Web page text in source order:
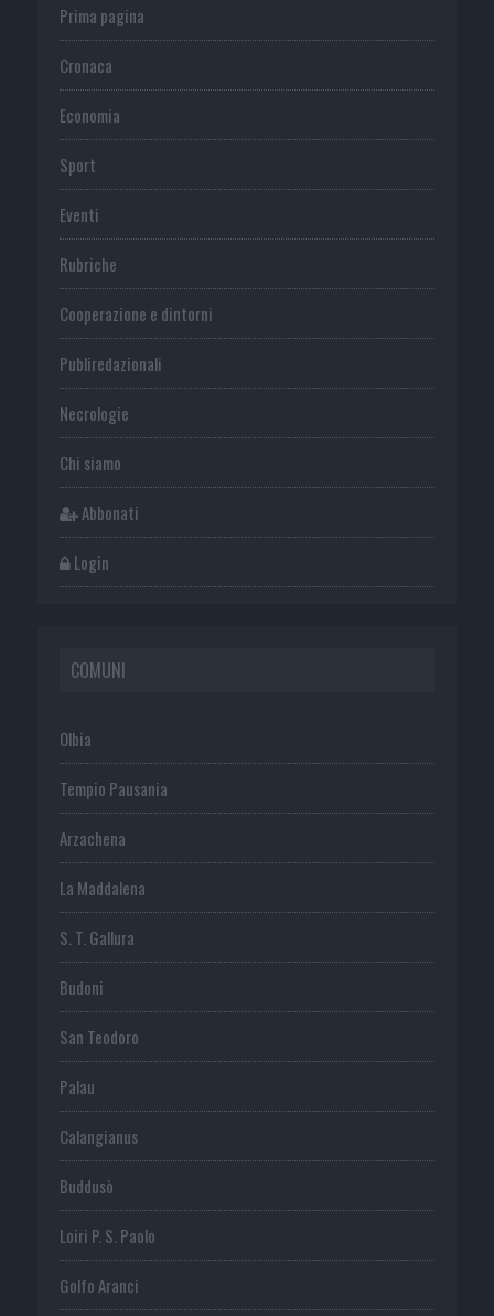
Prima pagina
Cronaca
Economia
Sport
Eventi
Rubriche
Cooperazione e dintorni
Publiredazionali
Necrologie
Chi siamo
Abbonati
Login
COMUNI
Olbia
Tempio Pausania
Arzachena
La Maddalena
S. T. Gallura
Budoni
San Teodoro
Palau
Calangianus
Buddusò
Loiri P. S. Paolo
Golfo Aranci